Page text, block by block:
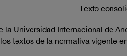
Texto
la Universidad Internacional de
textos de la normativa vigente